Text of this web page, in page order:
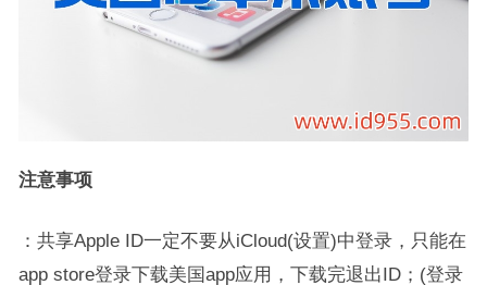
注意事项
：共享Apple ID一定不要从iCloud(设置)中登录，只能在
app store登录下载美国app应用，下载完退出ID；(登录